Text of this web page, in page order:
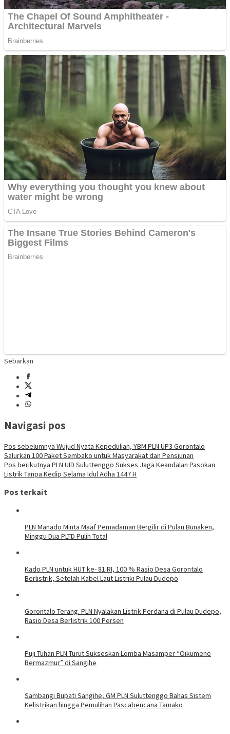
Sebarkan
Navigasi pos
Pos sebelumnya Wujud Nyata Kepedulian, YBM PLN UP3 Gorontalo
Salurkan 100 Paket Sembako untuk Masyarakat dan Pensiunan
Pos berikutnya PLN UID Suluttenggo Sukses Jaga Keandalan Pasokan
Listrik Tanpa Kedip Selama Idul Adha 1447 H
Pos terkait
PLN Manado Minta Maaf Pemadaman Bergilir di Pulau Bunaken,
Minggu Dua PLTD Pulih Total
Kado PLN untuk HUT ke- 81 RI, 100 % Rasio Desa Gorontalo
Berlistrik, Setelah Kabel Laut Listriki Pulau Dudepo
Gorontalo Terang. PLN Nyalakan Listrik Perdana di Pulau Dudepo,
Rasio Desa Berlistrik 100 Persen
Puji Tuhan PLN Turut Sukseskan Lomba Masamper “Oikumene
Bermazmur” di Sangihe
Sambangi Bupati Sangihe, GM PLN Suluttenggo Bahas Sistem
Kelistrikan hingga Pemulihan Pascabencana Tamako